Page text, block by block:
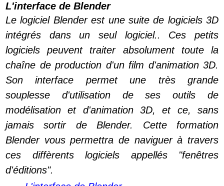
L'interface de Blender
Le logiciel Blender est une suite de logiciels 3D
intégrés dans un seul logiciel.. Ces petits
logiciels peuvent traiter absolument toute la
chaîne de production d'un film d'animation 3D.
Son interface permet une très grande
souplesse d'utilisation de ses outils de
modélisation et d'animation 3D, et ce, sans
jamais sortir de Blender. Cette formation
Blender vous permettra de naviguer à travers
ces diffèrents logiciels appellés "fenêtres
d'éditions".